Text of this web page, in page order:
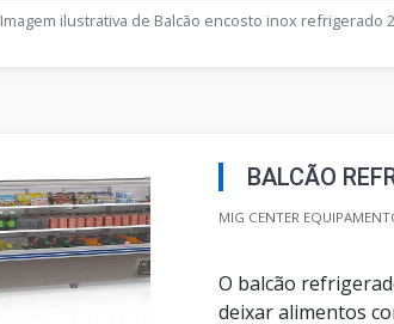
Imagem ilustrativa de Balcão encosto inox refrigerado
BALCÃO
MIG CENTER
O balcão
deixar alimentos